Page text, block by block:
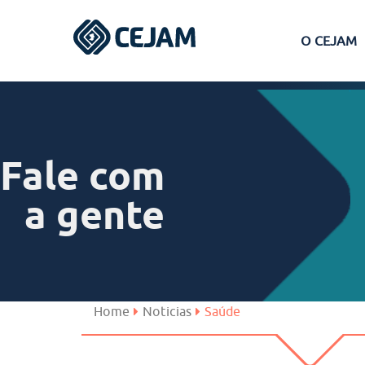
O CEJAM
Ferraz de Vasconcelos
São José dos Campos
Fale com
a gente
Home Noticias Saúde